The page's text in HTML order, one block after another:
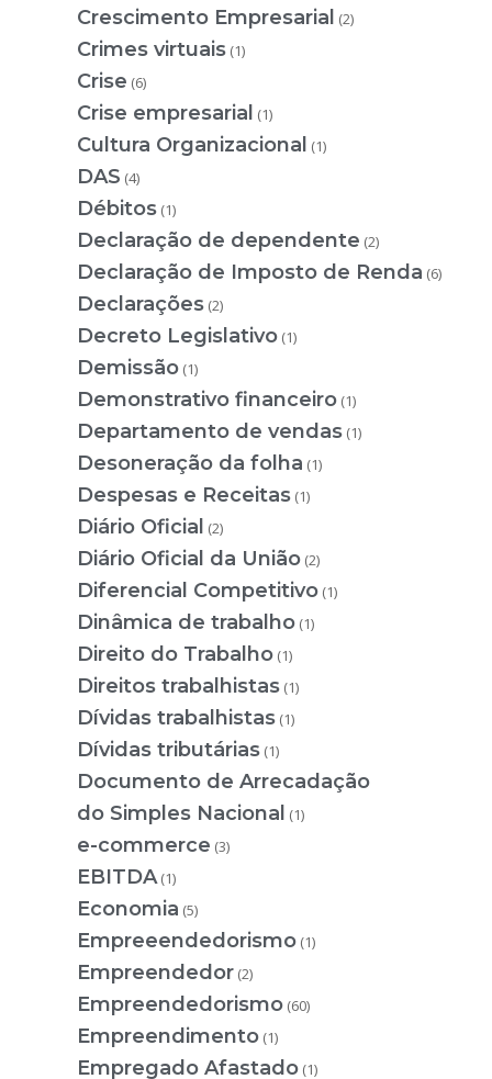
Crescimento Empresarial (2)
Crimes virtuais (1)
Crise (6)
Crise empresarial (1)
Cultura Organizacional (1)
DAS (4)
Débitos (1)
Declaração de dependente (2)
Declaração de Imposto de Renda (6)
Declarações (2)
Decreto Legislativo (1)
Demissão (1)
Demonstrativo financeiro (1)
Departamento de vendas (1)
Desoneração da folha (1)
Despesas e Receitas (1)
Diário Oficial (2)
Diário Oficial da União (2)
Diferencial Competitivo (1)
Dinâmica de trabalho (1)
Direito do Trabalho (1)
Direitos trabalhistas (1)
Dívidas trabalhistas (1)
Dívidas tributárias (1)
Documento de Arrecadação
do Simples Nacional (1)
e-commerce (3)
EBITDA (1)
Economia (5)
Empreeendedorismo (1)
Empreendedor (2)
Empreendedorismo (60)
Empreendimento (1)
Empregado Afastado (1)